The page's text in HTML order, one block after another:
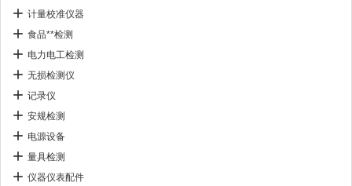
计量校准仪器
食品**检测
电力电工检测
无损检测仪
记录仪
安规检测
电源设备
量具检测
仪器仪表配件